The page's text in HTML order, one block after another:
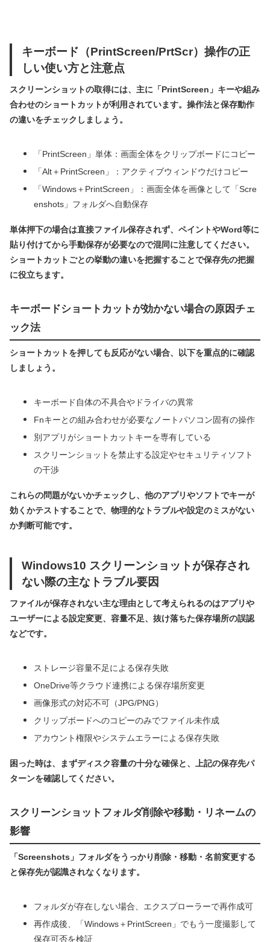
キーボード（PrintScreen/PrtScr）操作の正
しい使い方と注意点
スクリーンショットの取得には、主に「PrintScreen」キーや組み
合わせのショートカットが利用されています。操作法と保存動作
の違いをチェックしましょう。
「PrintScreen」単体：画面全体をクリップボードにコピー
「Alt＋PrintScreen」：アクティブウィンドウだけコピー
「Windows＋PrintScreen」：画面全体を画像として「Scre
enshots」フォルダへ自動保存
単体押下の場合は直接ファイル保存されず、ペイントやWord等に
貼り付けてから手動保存が必要なので混同に注意してください。
ショートカットごとの挙動の違いを把握することで保存先の把握
に役立ちます。
キーボードショートカットが効かない場合の原因チェ
ック法
ショートカットを押しても反応がない場合、以下を重点的に確認
しましょう。
キーボード自体の不具合やドライバの異常
Fnキーとの組み合わせが必要なノートパソコン固有の操作
別アプリがショートカットキーを専有している
スクリーンショットを禁止する設定やセキュリティソフト
の干渉
これらの問題がないかチェックし、他のアプリやソフトでキーが
効くかテストすることで、物理的なトラブルや設定のミスがない
か判断可能です。
Windows10 スクリーンショットが保存され
ない際の主なトラブル要因
ファイルが保存されない主な理由として考えられるのはアプリや
ユーザーによる設定変更、容量不足、抜け落ちた保存場所の誤認
などです。
ストレージ容量不足による保存失敗
OneDrive等クラウド連携による保存場所変更
画像形式の対応不可（JPG/PNG）
クリップボードへのコピーのみでファイル未作成
アカウント権限やシステムエラーによる保存失敗
困った時は、まずディスク容量の十分な確保と、上記の保存先パ
ターンを確認してください。
スクリーンショットフォルダ削除や移動・リネームの
影響
「Screenshots」フォルダをうっかり削除・移動・名前変更する
と保存先が認識されなくなります。
フォルダが存在しない場合、エクスプローラーで再作成可
再作成後、「Windows＋PrintScreen」でもう一度撮影して
保存可否を検証